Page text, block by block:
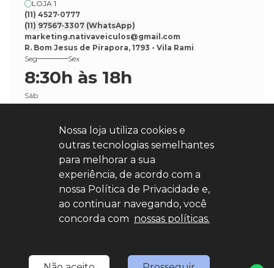
LOJA 1
(11) 4527-0777
(11) 97567-3307 (WhatsApp)
marketing.nativaveiculos@gmail.com
R. Bom Jesus de Pirapora, 1793 - Vila Rami
Seg
Sex
8:30h às 18h
Sáb
Explore nosso sucesso
Desenvolvido porsync
Nossa loja utiliza cookies e
outras tecnologias semelhantes
para melhorar a sua
experiência, de acordo com a
nossa Política de Privacidade e,
ao continuar navegando, você
concorda com nossas políticas.